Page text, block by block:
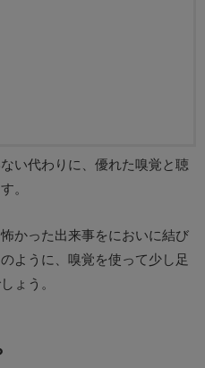
い代わりに、優れた嗅覚と聴
。
かった出来事をにおいに結び
ように、嗅覚を使って少し足
ょう。